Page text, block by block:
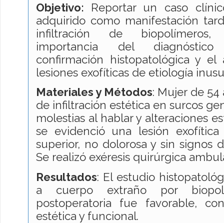
Objetivo: Reportar un caso
adquirido como manifestación
infiltración de
importancia del
confirmación histopatológica y el
lesiones exofíticas de etiología
Materiales y Métodos: Mujer de
de infiltración estética en surcos
molestias al hablar y alteraciones
se evidenció una lesión
superior, no dolorosa y sin signos
Se realizó exéresis quirúrgica
Resultados: El estudio
a cuerpo extraño por
postoperatoria fue favorable,
estética y funcional.